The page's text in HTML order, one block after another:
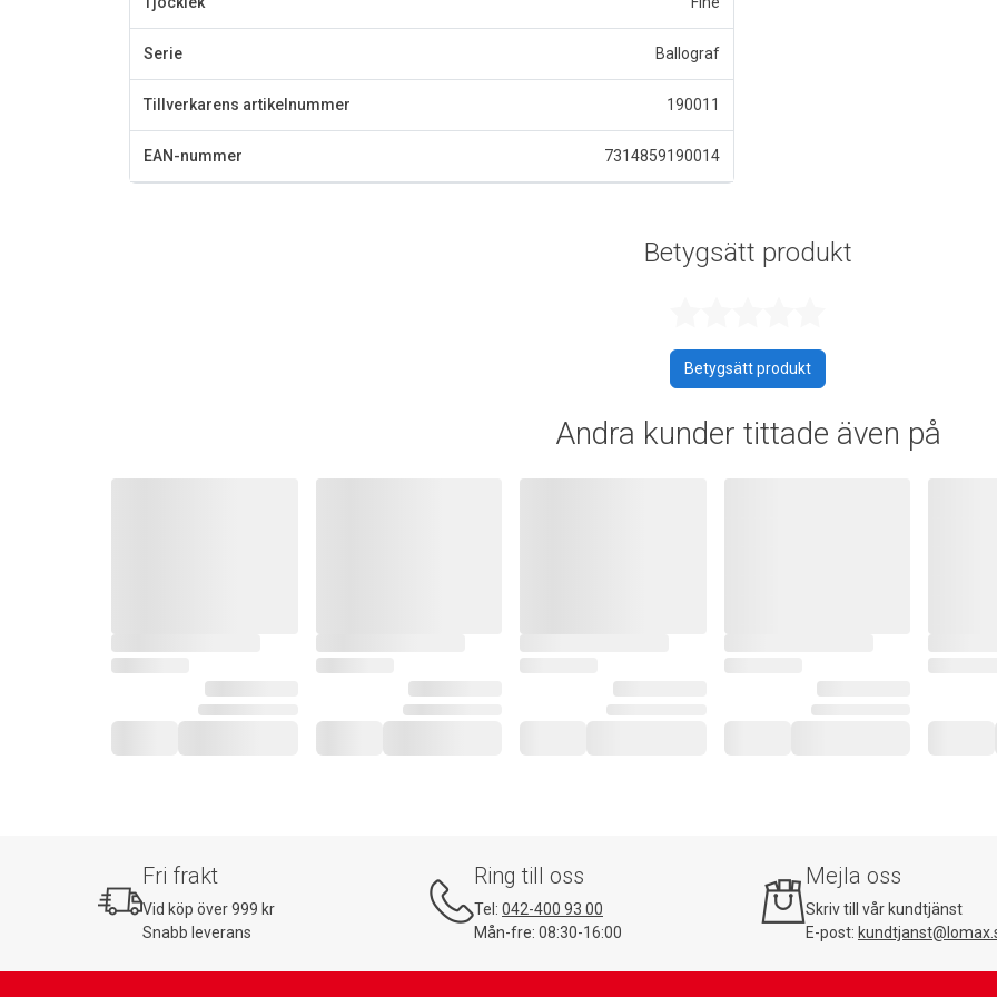
Serie Ballograf
Tillverkarens artikelnummer 190011
EAN-nummer 7314859190014
Betygsätt produkt
Betygsätt produkt
Andra kunder tittade även på
Fri frakt
Vid köp över 999 kr
Snabb leverans
Ring till oss
Tel: 042-400 93 00
Mån-fre: 08:30-16:00
Mejla oss
Skriv till vår kundtjänst
E-post: